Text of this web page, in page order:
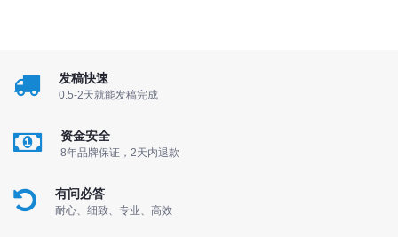
发稿快速
0.5-2天就能发稿完成
资金安全
8年品牌保证，2天内退款
有问必答
耐心、细致、专业、高效